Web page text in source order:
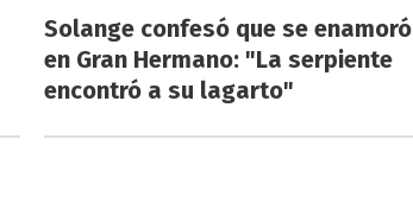
Solange confesó que se enamoró
en Gran Hermano: "La serpiente
encontró a su lagarto"